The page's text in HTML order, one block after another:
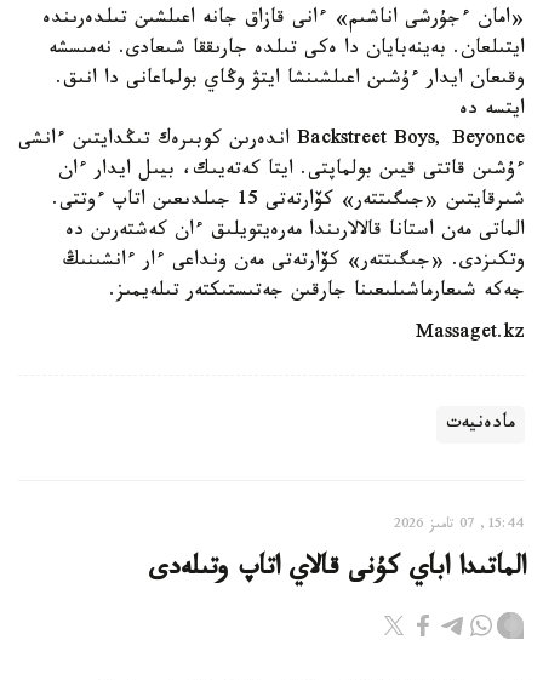
«امان ءجۇرشى اناشىم» ءانى قازاق جانە اعىلشىن تىلدەرىندە
ايتىلعان. بەينەبايان دا ەكى تىلدە جارىققا شىعادى. نەمىسشە
وقىعان ايدار ءۇشىن اعىلشىنشا ايتۋ وڭاي بولماعانى دا انىق.
ايتسە دە
Backstreet Boys, Beyonce اندەرىن كوبىرەك تىڭدايتىن ءانشى
ءۇشىن قاتتى قيىن بولماپتى. ايتا كەتەيىك، بيىل ايدار ءان
شىرقايتىن «جىگىتتەر» كۆارتەتى 15 جىلدىعىن اتاپ ءوتتى.
الماتى مەن استانا قالالارىندا مەرەيتويلىق ءان كەشتەرىن دە
وتكىزدى. «جىگىتتەر» كۆارتەتى مەن ونداعى ءار ءانشىنىڭ
جەكە شىعارماشىلىعىنا جارقىن جەتىستىكتەر تىلەيمىز.
Massaget.kz
مادەنيەت
15:44, 07 تامىز 2026
الماتىدا اباي كۇنى قالاي اتاپ وتىلەدى